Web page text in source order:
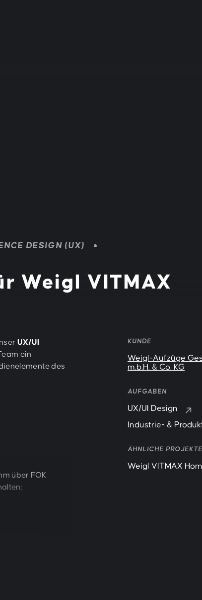
DESIGN (UX)
Weigl VITMAX
UX/UI
ein
des
über FOK
KUNDE
Weigl-Aufzüge
m.b.H. & Co. KG
AUFGABEN
UX/UI Design
Industrie- &
ÄHNLICHE PROJEKTE
Weigl VITMAX